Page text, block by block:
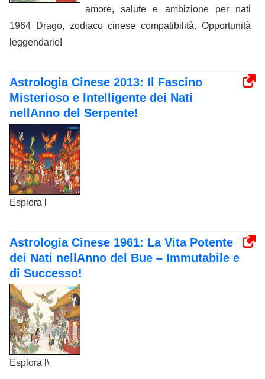
amore, salute e ambizione per nati
1964 Drago, zodiaco cinese compatibilità. Opportunità
leggendarie!
Astrologia Cinese 2013: Il Fascino
Misterioso e Intelligente dei Nati
nellAnno del Serpente!
Esplora l
Astrologia Cinese 1961: La Vita Potente
dei Nati nellAnno del Bue – Immutabile e
di Successo!
Esplora l\